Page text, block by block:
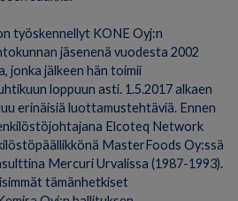
työskennellyt KONE Oyj:n
jäsenenä vuodesta 2002
jonka jälkeen hän toimii
loppuun asti. 1.5.2017 alkaen
erinäisiä luottamustehtäviä. Ennen
Elcoteq Network
MasterFoods Oy:ssä
Mercuri Urvalissa (1987-1993).
tämänhetkiset